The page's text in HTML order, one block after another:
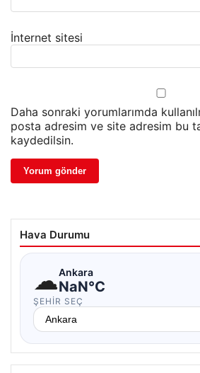
İnternet sitesi
Daha sonraki yorumlarımda
posta adresim ve site adresim bu
kaydedilsin.
Hava Durumu
☁Ankara
NaN°C
ŞEHIR SEÇ